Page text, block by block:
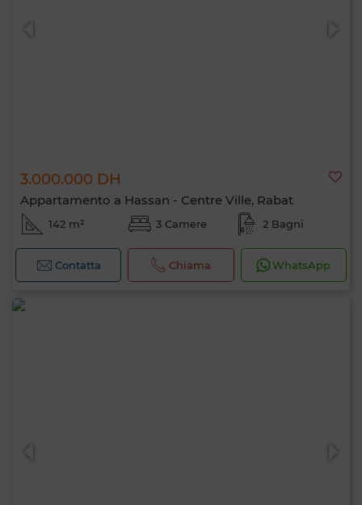
3.000.000 DH
Appartamento a Hassan - Centre Ville, Rabat
142 m² 3 Camere 2 Bagni
Contatta Chiama WhatsApp